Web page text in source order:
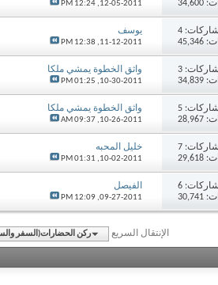
12-05-2011,
12:24 PM
4
يوسف
11-12-2011,
12:38 PM
3
واثق الخطوة يمشي ملكا
10-30-2011,
01:25 PM
5
واثق الخطوة يمشي ملكا
10-26-2011,
09:37 AM
7
خليل المحبه
10-02-2011,
01:31 PM
6
الفيصل
09-27-2011,
12:09 PM
الإنتقال السريع ركن الحضارات(السفر